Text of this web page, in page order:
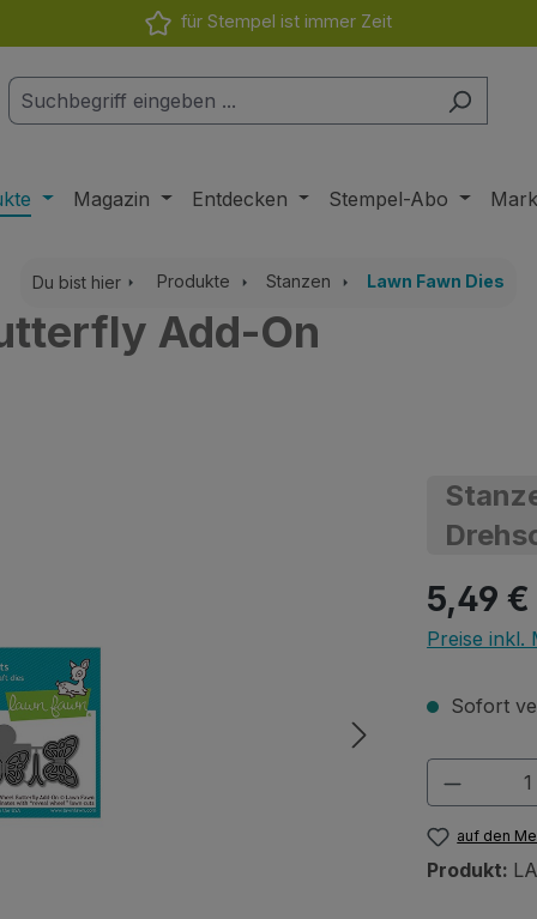
für Stempel ist immer Zeit
Magazin Entdecken Stempel-Abo
Du bist hier Produkte Stanzen Lawn Fawn Dies
Add-On
Regulärer
5,49 €
Preise inkl.
Sofort
auf den
Produkt: